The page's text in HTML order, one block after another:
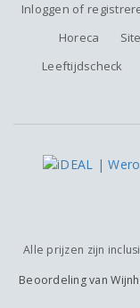
Inloggen of
Horeca
Leeftijdscheck
Alle prijzen zijn
Beoordeling van